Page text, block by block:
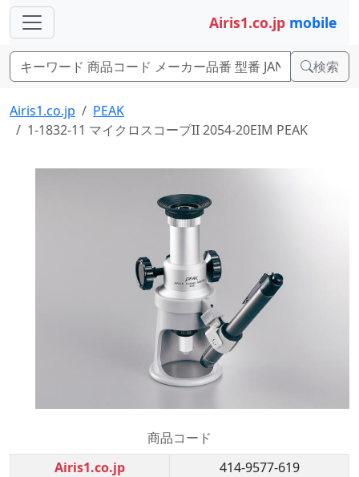
Airis1.co.jp mobile
検索
Airis1.co.jp
PEAK
1-1832-11 マイクロスコープII 2054-20EIM PEAK
商品コード
Airis1.co.jp
414-9577-619